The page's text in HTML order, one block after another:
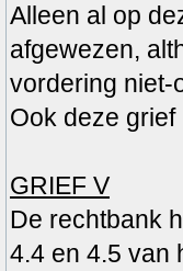
Alleen al op
afgewezen,
vordering niet-
Ook deze
GRIEF V
De rechtbank
4.4 en 4.5 van